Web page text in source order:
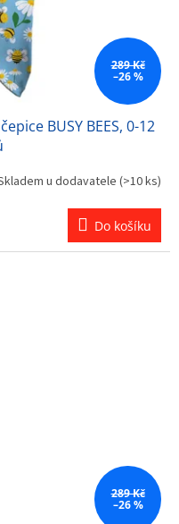
289 Kč
–26 %
BUSY BEES, 0-12
u dodavatele(>10 ks)
Do košíku
289 Kč
–26 %